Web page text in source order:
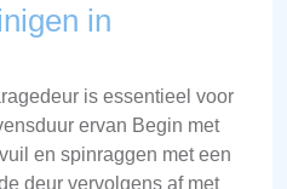
in
is essentieel voor
ervan Begin met
en spinraggen met een
deur vervolgens af met